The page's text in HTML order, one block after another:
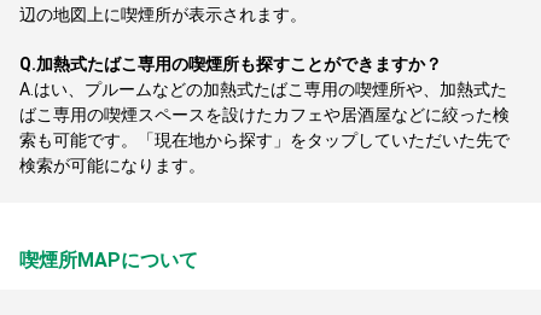
辺の地図上に喫煙所が表示されます。
Q.加熱式たばこ専用の喫煙所も探すことができますか？
A. はい、プルームなどの加熱式たばこ専用の喫煙所や、加熱式た
ばこ専用の喫煙スペースを設けたカフェや居酒屋などに絞った検
索も可能です。「現在地から探す」をタップしていただいた先で
検索が可能になります。
喫煙所MAPについて